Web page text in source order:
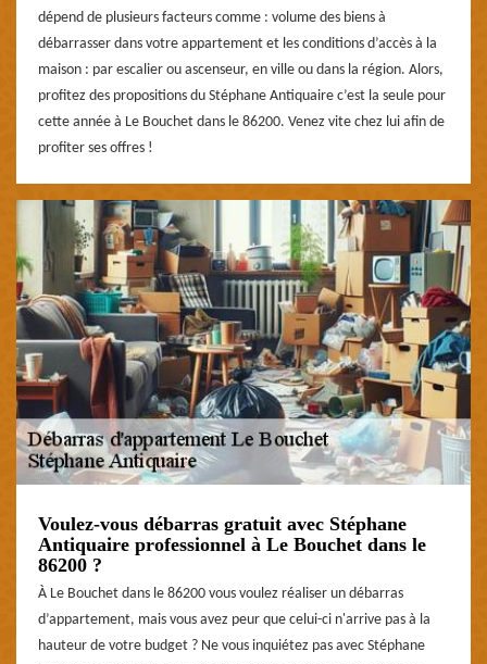
dépend de plusieurs facteurs comme : volume des biens à
débarrasser dans votre appartement et les conditions d’accès à la
maison : par escalier ou ascenseur, en ville ou dans la région. Alors,
profitez des propositions du Stéphane Antiquaire c’est la seule pour
cette année à Le Bouchet dans le 86200. Venez vite chez lui afin de
profiter ses offres !
Voulez-vous débarras gratuit avec Stéphane
Antiquaire professionnel à Le Bouchet dans le
86200 ?
À Le Bouchet dans le 86200 vous voulez réaliser un débarras
d’appartement, mais vous avez peur que celui-ci n'arrive pas à la
hauteur de votre budget ? Ne vous inquiétez pas avec Stéphane